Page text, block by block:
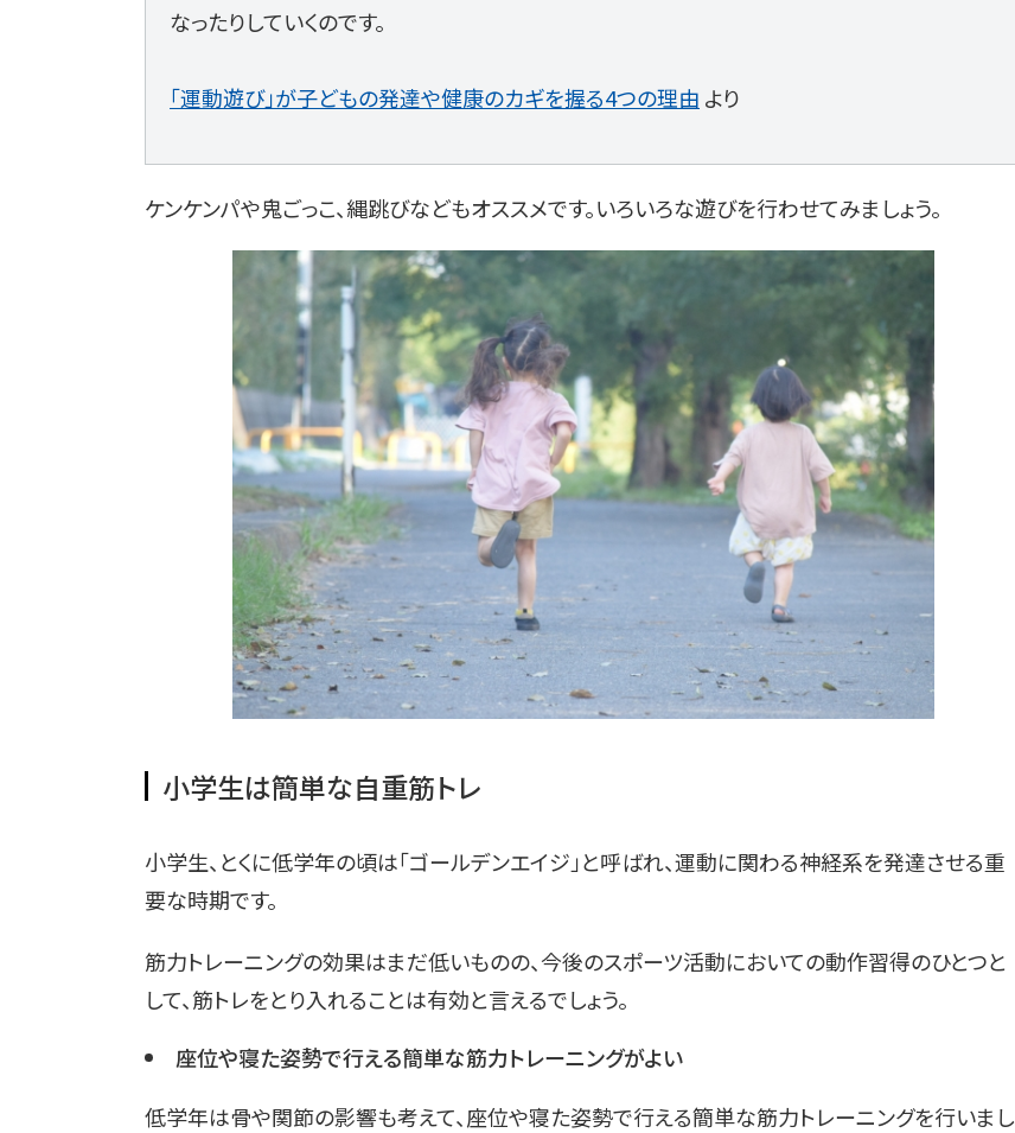
なったりしていくのです。
「運動遊び」が子どもの発達や健康のカギを握る4つの理由 より
ケンケンパや鬼ごっこ、縄跳びなどもオススメです。いろいろな遊びを行わせてみましょう。
小学生は簡単な自重筋トレ
小学生、とくに低学年の頃は「ゴールデンエイジ」と呼ばれ、運動に関わる神経系を発達させる重
要な時期です。
筋力トレーニングの効果はまだ低いものの、今後のスポーツ活動においての動作習得のひとつと
して、筋トレをとり入れることは有効と言えるでしょう。
座位や寝た姿勢で行える簡単な筋力トレーニングがよい
低学年は骨や関節の影響も考えて、座位や寝た姿勢で行える簡単な筋力トレーニングを行いまし